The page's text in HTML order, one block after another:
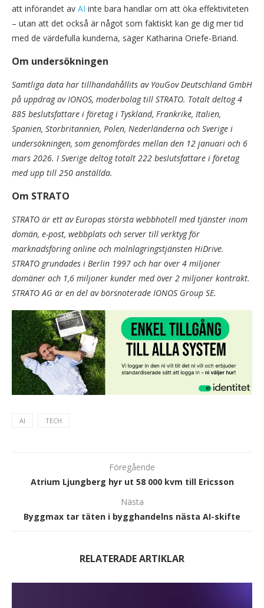
att införandet av AI inte bara handlar om att öka effektiviteten
– utan att det också är något som faktiskt kan ge dig mer tid
med de värdefulla kunderna, säger Katharina Oriefe-Briand.
Om undersökningen
Samtliga data har tillhandahållits av YouGov Deutschland GmbH
på uppdrag av IONOS, moderbolag till STRATO. Totalt deltog 4
885 beslutsfattare i företag i Tyskland, Frankrike, Italien,
Spanien, Storbritannien, Polen, Nederländerna och Sverige i
undersökningen, som genomfördes mellan den 12 januari och 6
mars 2026. I Sverige deltog totalt 222 beslutsfattare i företag
med upp till 250 anställda.
Om STRATO
STRATO är ett av Europas största webbhotell med tjänster inom
domän, e-post, webbplats och server till verktyg för
marknadsföring online och molnlagringstjänsten HiDrive.
STRATO grundades i Berlin 1997 och har över 4 miljoner
domäner och 1,6 miljoner kunder med över 2 miljoner kontrakt.
STRATO AG är en del av börsnoterade IONOS Group SE.
AI TECH
Föregående
Atrium Ljungberg hyr ut 58 000 kvm till Ericsson
Nästa
Byggmax tar täten i bygghandelns nästa AI-skifte
RELATERADE ARTIKLAR